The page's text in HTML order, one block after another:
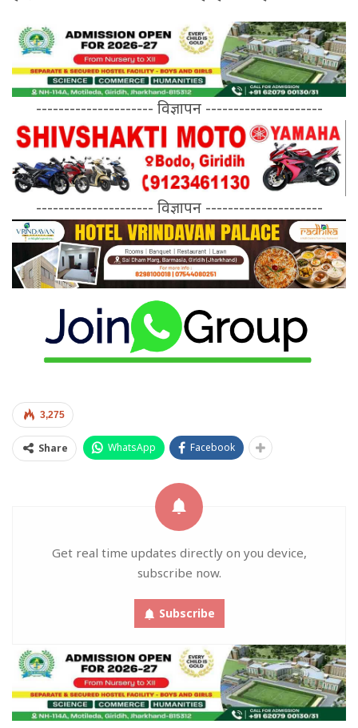
--------------------- विज्ञापन ---------------------
--------------------- विज्ञापन ---------------------
3,275
Share WhatsApp Facebook
Get real time updates directly on you device,
subscribe now.
Subscribe